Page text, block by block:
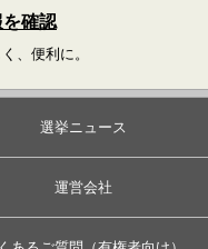
確認
、便利に。
選挙ニュース
運営会社